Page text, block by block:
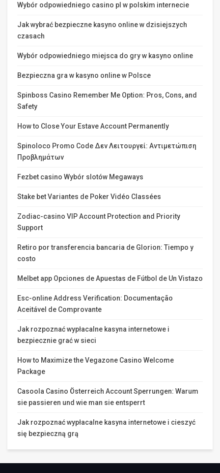
Wybór odpowiedniego casino pl w polskim internecie
Jak wybrać bezpieczne kasyno online w dzisiejszych
czasach
Wybór odpowiedniego miejsca do gry w kasyno online
Bezpieczna gra w kasyno online w Polsce
Spinboss Casino Remember Me Option: Pros, Cons, and
Safety
How to Close Your Estave Account Permanently
Spinoloco Promo Code Δεν Λειτουργεί: Αντιμετώπιση
Προβλημάτων
Fezbet casino Wybór slotów Megaways
Stake bet Variantes de Poker Vidéo Classées
Zodiac-casino VIP Account Protection and Priority
Support
Retiro por transferencia bancaria de Glorion: Tiempo y
costo
Melbet app Opciones de Apuestas de Fútbol de Un Vistazo
Esc-online Address Verification: Documentação
Aceitável de Comprovante
Jak rozpoznać wypłacalne kasyna internetowe i
bezpiecznie grać w sieci
How to Maximize the Vegazone Casino Welcome
Package
Casoola Casino Österreich Account Sperrungen: Warum
sie passieren und wie man sie entsperrt
Jak rozpoznać wypłacalne kasyna internetowe i cieszyć
się bezpieczną grą